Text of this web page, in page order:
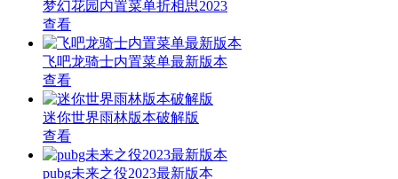
梦幻花园内置菜单折相思2023
查看
飞吧龙骑士内置菜单最新版本
查看
迷你世界雨林版本破解版
查看
pubg未来之役2023最新版本